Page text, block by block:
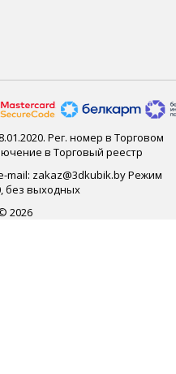
Рег. номер в Торговом
в Торговый реестр
mail: zakaz@3dkubik.by Режим
без выходных
2026